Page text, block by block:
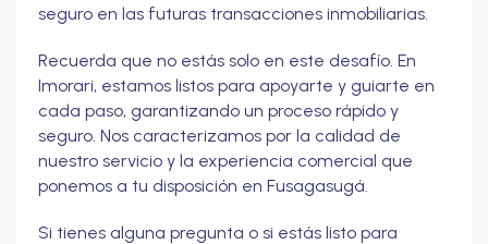
seguro en las futuras transacciones inmobiliarias.
Recuerda que no estás solo en este desafío. En
Imorari, estamos listos para apoyarte y guiarte en
cada paso, garantizando un proceso rápido y
seguro. Nos caracterizamos por la calidad de
nuestro servicio y la experiencia comercial que
ponemos a tu disposición en Fusagasugá.
Si tienes alguna pregunta o si estás listo para